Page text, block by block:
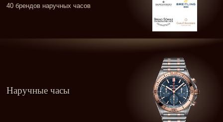
40 брендов наручных часов
Наручные часы